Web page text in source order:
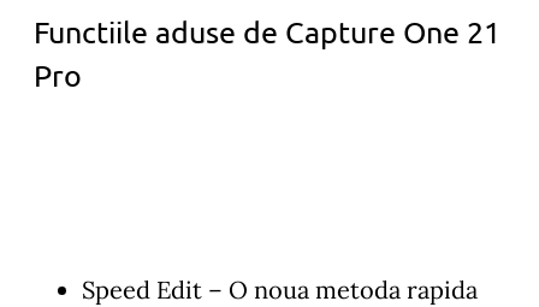
Functiile aduse de Capture One 21
Pro
Speed Edit – O noua metoda rapida